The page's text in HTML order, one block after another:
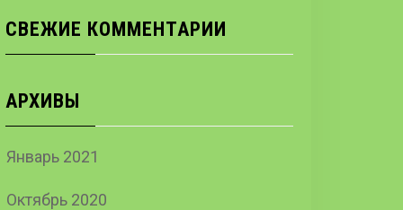
СВЕЖИЕ КОММЕНТАРИИ
АРХИВЫ
Январь 2021
Октябрь 2020